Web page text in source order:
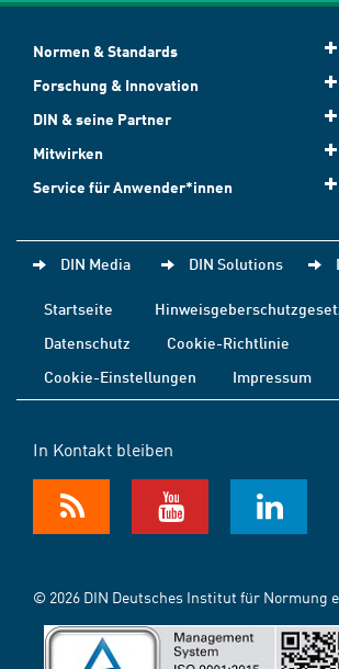
Normen & Standards
Forschung & Innovation
DIN & seine Partner
Mitwirken
Service für Anwender*innen
DIN Media DIN Solutions
Startseite
Datenschutz
Cookie-Richtlinie
Cookie-Einstellungen
Impressum
In Kontakt bleiben
© 2026 DIN Deutsches Institut für Normung